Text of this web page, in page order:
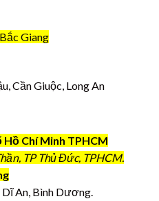
Giang
Cần Giuộc, Long An
Chí Minh TPHCM
TP Thủ Đức, TPHCM.
An, Bình Dương.